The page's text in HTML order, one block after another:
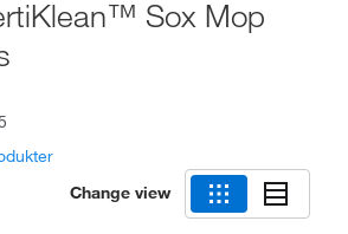
Sox Mop
Change view